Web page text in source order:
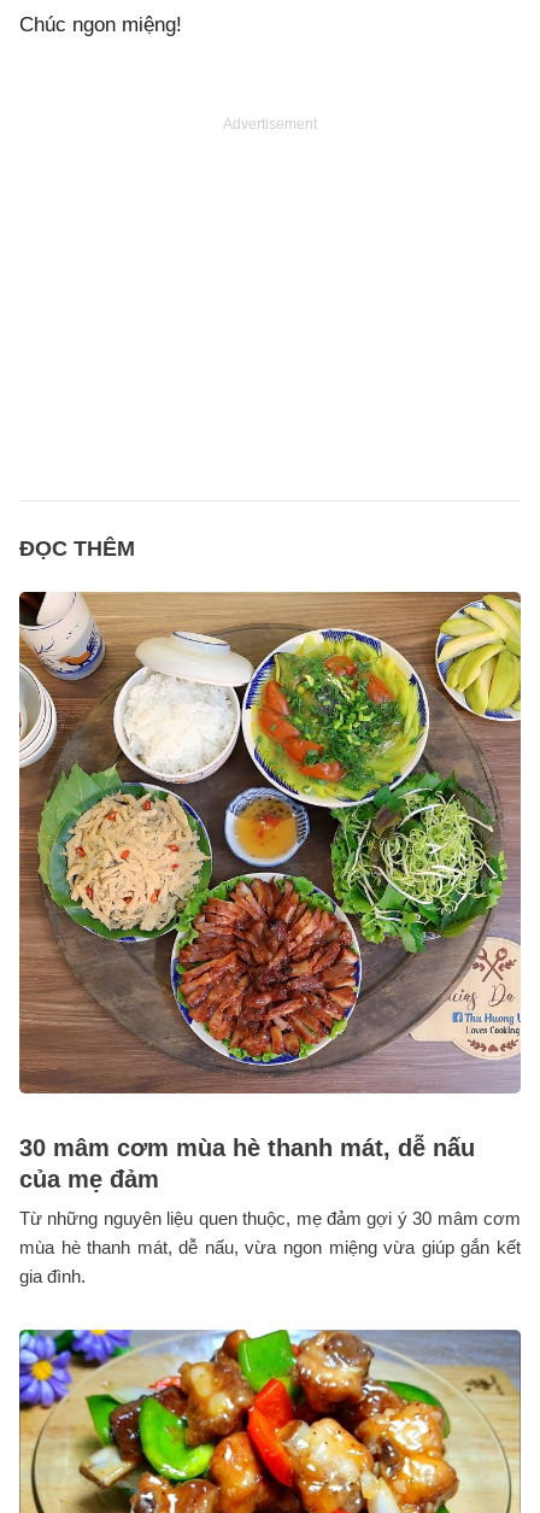
Chúc ngon miệng!
Advertisement
ĐỌC THÊM
30 mâm cơm mùa hè thanh mát, dễ nấu
của mẹ đảm
Từ những nguyên liệu quen thuộc, mẹ đảm gợi ý 30 mâm cơm
mùa hè thanh mát, dễ nấu, vừa ngon miệng vừa giúp gắn kết
gia đình.